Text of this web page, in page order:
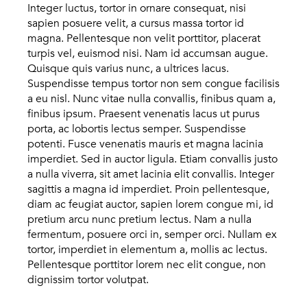
Integer luctus, tortor in ornare consequat, nisi
sapien posuere velit, a cursus massa tortor id
magna. Pellentesque non velit porttitor, placerat
turpis vel, euismod nisi. Nam id accumsan augue.
Quisque quis varius nunc, a ultrices lacus.
Suspendisse tempus tortor non sem congue facilisis
a eu nisl. Nunc vitae nulla convallis, finibus quam a,
finibus ipsum. Praesent venenatis lacus ut purus
porta, ac lobortis lectus semper. Suspendisse
potenti. Fusce venenatis mauris et magna lacinia
imperdiet. Sed in auctor ligula. Etiam convallis justo
a nulla viverra, sit amet lacinia elit convallis. Integer
sagittis a magna id imperdiet. Proin pellentesque,
diam ac feugiat auctor, sapien lorem congue mi, id
pretium arcu nunc pretium lectus. Nam a nulla
fermentum, posuere orci in, semper orci. Nullam ex
tortor, imperdiet in elementum a, mollis ac lectus.
Pellentesque porttitor lorem nec elit congue, non
dignissim tortor volutpat.